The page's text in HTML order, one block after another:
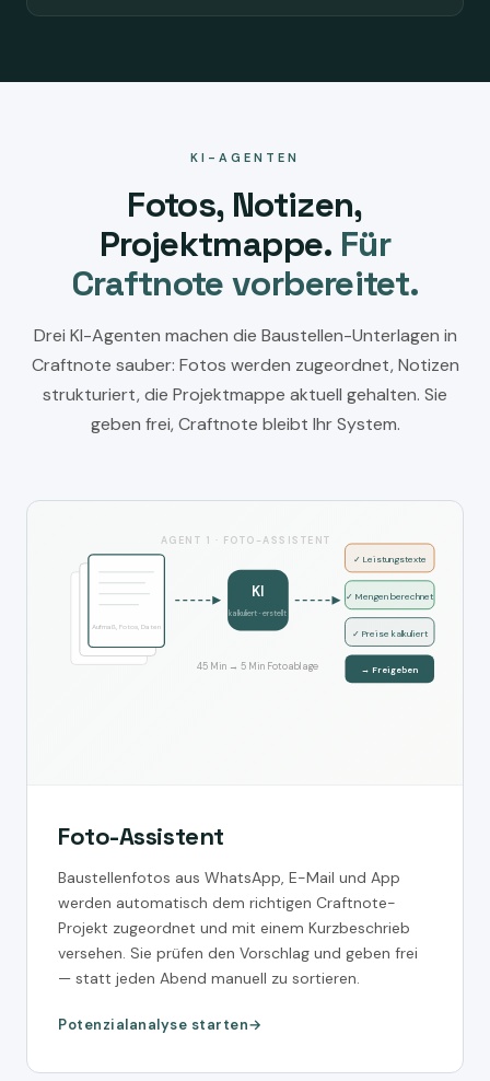
KI-AGENTEN
Fotos, Notizen,
Projektmappe. Für
Craftnote vorbereitet.
Drei KI-Agenten machen die Baustellen-Unterlagen in
Craftnote sauber: Fotos werden zugeordnet, Notizen
strukturiert, die Projektmappe aktuell gehalten. Sie
geben frei, Craftnote bleibt Ihr System.
AGENT 1 · FOTO-ASSISTENT
Aufmaß, Fotos, Daten
KI
kalkuliert · erstellt
✓ Leistungstexte
✓ Mengen berechnet
✓ Preise kalkuliert
→ Freigeben
45 Min → 5 Min Fotoablage
Foto-Assistent
Baustellenfotos aus WhatsApp, E-Mail und App
werden automatisch dem richtigen Craftnote-
Projekt zugeordnet und mit einem Kurzbeschrieb
versehen. Sie prüfen den Vorschlag und geben frei
— statt jeden Abend manuell zu sortieren.
Potenzialanalyse starten